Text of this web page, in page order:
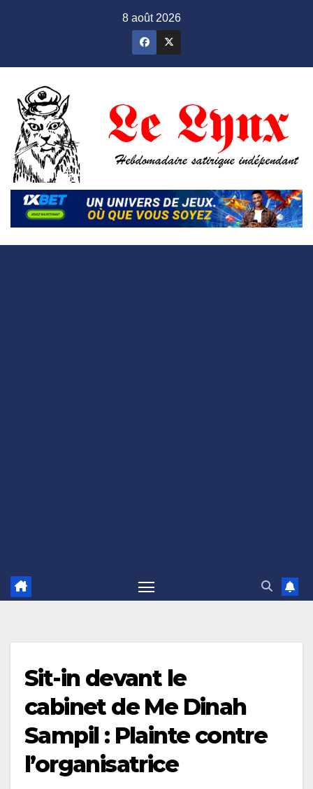
8 août 2026
Sit-in devant le
cabinet de Me Dinah
Sampil : Plainte contre
l’organisatrice